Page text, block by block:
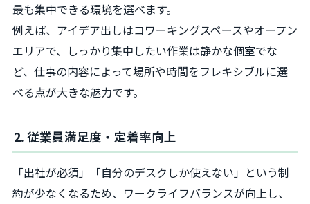
最も集中できる環境を選べます。
例えば、アイデア出しはコワーキングスペースやオープン
エリアで、しっかり集中したい作業は静かな個室でな
ど、仕事の内容によって場所や時間をフレキシブルに選
べる点が大きな魅力です。
2. 従業員満足度・定着率向上
「出社が必須」「自分のデスクしか使えない」という制
約が少なくなるため、ワークライフバランスが向上し、